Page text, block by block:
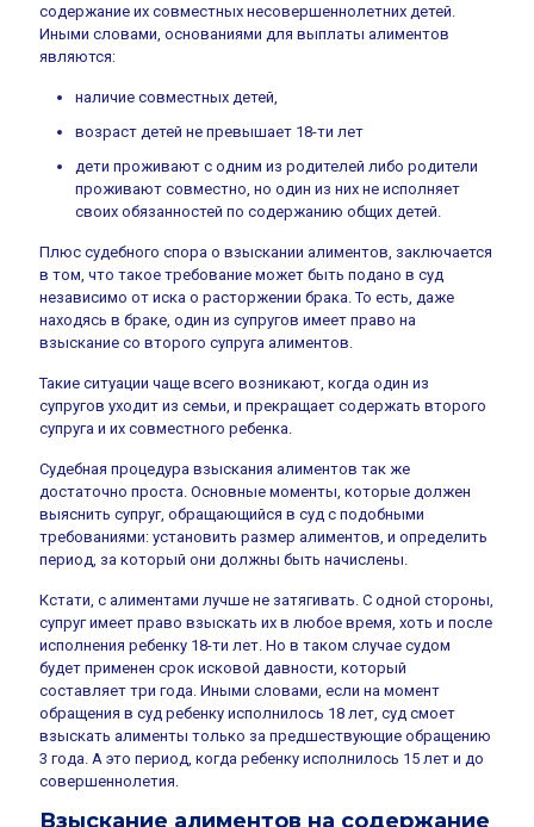
содержание их совместных несовершеннолетних детей.
Иными словами, основаниями для выплаты алиментов
являются:
наличие совместных детей,
возраст детей не превышает 18-ти лет
дети проживают с одним из родителей либо родители
проживают совместно, но один из них не исполняет
своих обязанностей по содержанию общих детей.
Плюс судебного спора о взыскании алиментов, заключается
в том, что такое требование может быть подано в суд
независимо от иска о расторжении брака. То есть, даже
находясь в браке, один из супругов имеет право на
взыскание со второго супруга алиментов.
Такие ситуации чаще всего возникают, когда один из
супругов уходит из семьи, и прекращает содержать второго
супруга и их совместного ребенка.
Судебная процедура взыскания алиментов так же
достаточно проста. Основные моменты, которые должен
выяснить супруг, обращающийся в суд с подобными
требованиями: установить размер алиментов, и определить
период, за который они должны быть начислены.
Кстати, с алиментами лучше не затягивать. С одной стороны,
супруг имеет право взыскать их в любое время, хоть и после
исполнения ребенку 18-ти лет. Но в таком случае судом
будет применен срок исковой давности, который
составляет три года. Иными словами, если на момент
обращения в суд ребенку исполнилось 18 лет, суд смоет
взыскать алименты только за предшествующие обращению
3 года. А это период, когда ребенку исполнилось 15 лет и до
совершеннолетия.
Взыскание алиментов на содержание